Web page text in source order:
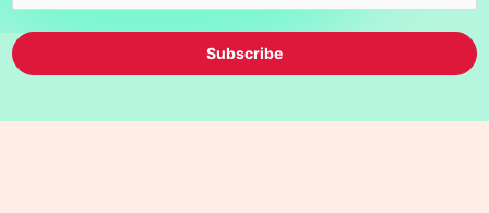
Subscribe